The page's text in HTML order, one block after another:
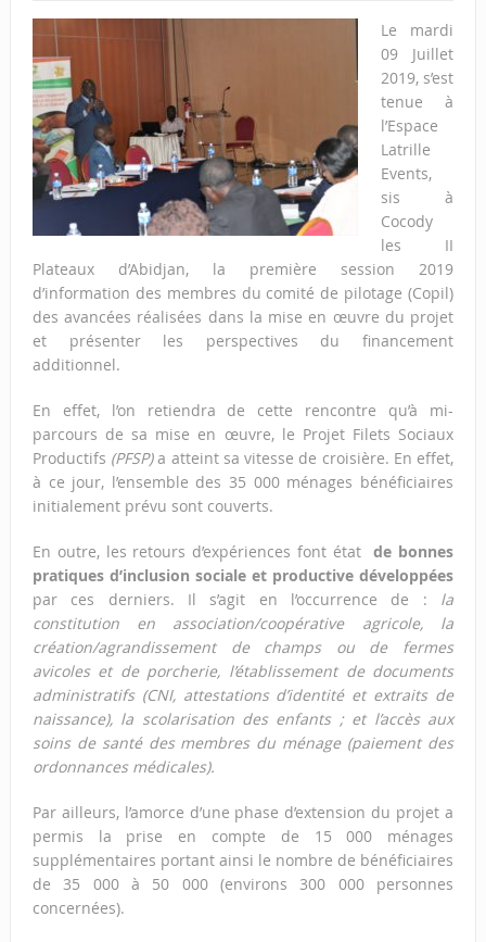
Le mardi
09 Juillet
2019, s’est
tenue à
l’Espace
Latrille
Events,
sis à
Cocody
les II
Plateaux d’Abidjan, la première session 2019
d’information des membres du comité de pilotage (Copil)
des avancées réalisées dans la mise en œuvre du projet
et présenter les perspectives du financement
additionnel.
En effet, l’on retiendra de cette rencontre qu’à mi-
parcours de sa mise en œuvre, le Projet Filets Sociaux
Productifs (PFSP)a atteint sa vitesse de croisière. En effet,
à ce jour, l’ensemble des 35 000 ménages bénéficiaires
initialement prévu sont couverts.
En outre, les retours d’expériences font étatde bonnes
pratiques d’inclusion sociale et productive développées
par ces derniers. Il s’agit en l’occurrence de : la
constitution en association/coopérative agricole, la
création/agrandissement de champs ou de fermes
avicoles et de porcherie, l’établissement de documents
administratifs (CNI, attestations d’identité et extraits de
naissance), la scolarisation des enfants ; et l’accès aux
soins de santé des membres du ménage (paiement des
ordonnances médicales).
Par ailleurs, l’amorce d’une phase d’extension du projet a
permis la prise en compte de 15 000 ménages
supplémentaires portant ainsi le nombre de bénéficiaires
de 35 000 à 50 000 (environs 300 000 personnes
concernées).